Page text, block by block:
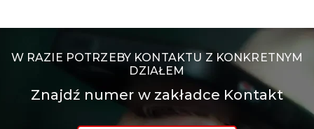
W RAZIE POTRZEBY KONTAKTU Z KONKRETNYM
DZIAŁEM
Znajdź numer w zakładce Kontakt